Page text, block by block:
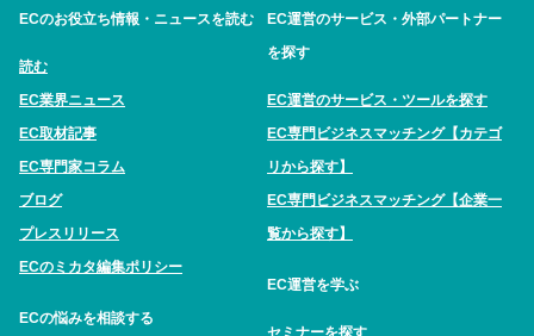
ECのお役立ち情報・ニュースを読む
読む
EC業界ニュース
EC取材記事
EC専門家コラム
ブログ
プレスリリース
ECのミカタ編集ポリシー
ECの悩みを相談する
EC運営のサービス・外部パートナー
を探す
EC運営のサービス・ツールを探す
EC専門ビジネスマッチング【カテゴ
リから探す】
EC専門ビジネスマッチング【企業一
覧から探す】
EC運営を学ぶ
セミナーを探す